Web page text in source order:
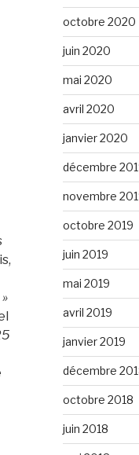
octobre 2020
juin 2020
mai 2020
avril 2020
janvier 2020
décembre
novembre
octobre 2019
juin 2019
mai 2019
avril 2019
janvier 2019
décembre
octobre 2018
juin 2018